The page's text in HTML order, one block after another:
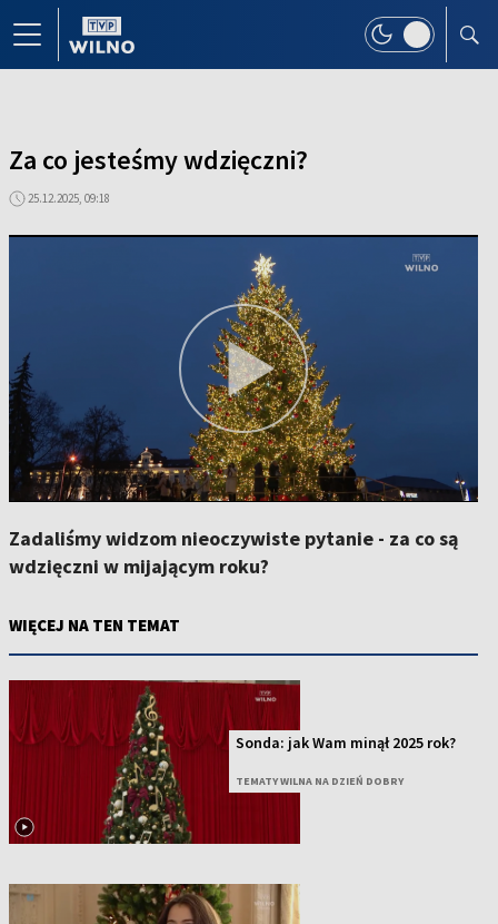
Za co jesteśmy wdzięczni?
25.12.2025, 09:18
Zadaliśmy widzom nieoczywiste pytanie - za co są
wdzięczni w mijającym roku?
WIĘCEJ NA TEN TEMAT
Sonda: jak Wam minął 2025 rok?
TEMATY WILNA NA DZIEŃ DOBRY